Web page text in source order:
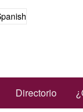
Directorio